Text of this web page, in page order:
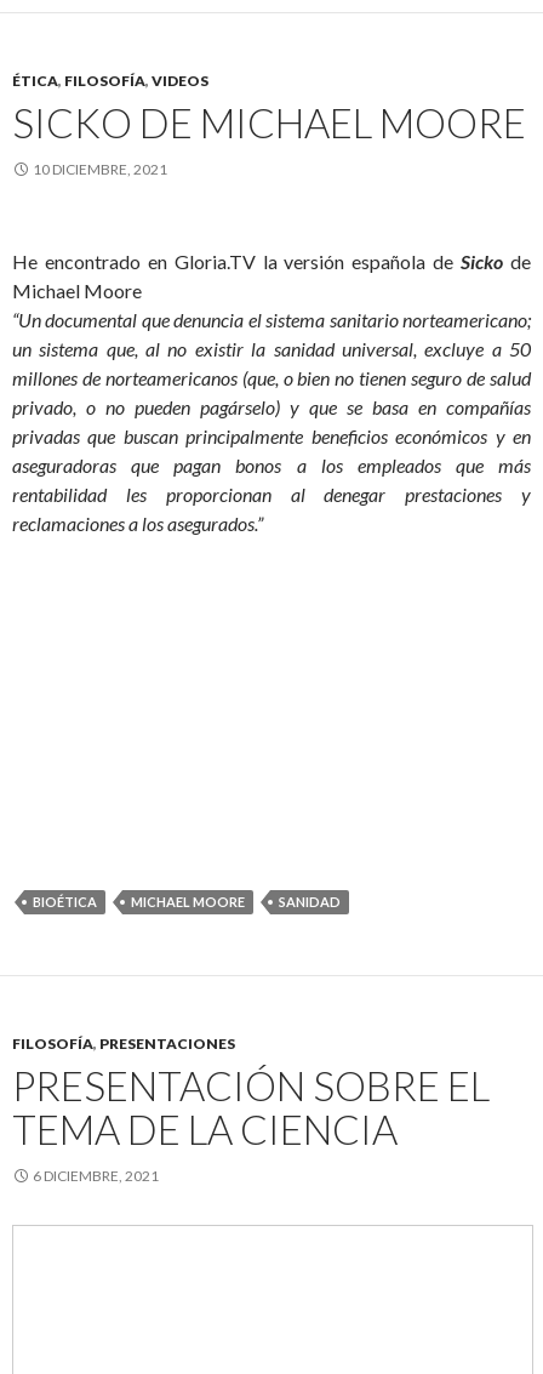
ÉTICA, FILOSOFÍA, VIDEOS
SICKO DE MICHAEL MOORE
10 DICIEMBRE, 2021
He encontrado en Gloria.TV la versión española deSicko de
Michael Moore
“Un documental que denuncia el sistema sanitario norteamericano;
un sistema que, al no existir la sanidad universal, excluye a 50
millones de norteamericanos (que, o bien no tienen seguro de salud
privado, o no pueden pagárselo) y que se basa en compañías
privadas que buscan principalmente beneficios económicos y en
aseguradoras que pagan bonos a los empleados que más
rentabilidad les proporcionan al denegar prestaciones y
reclamaciones a los asegurados.”
BIOÉTICA MICHAEL MOORE SANIDAD
FILOSOFÍA, PRESENTACIONES
PRESENTACIÓN SOBRE EL
TEMA DE LA CIENCIA
6 DICIEMBRE, 2021